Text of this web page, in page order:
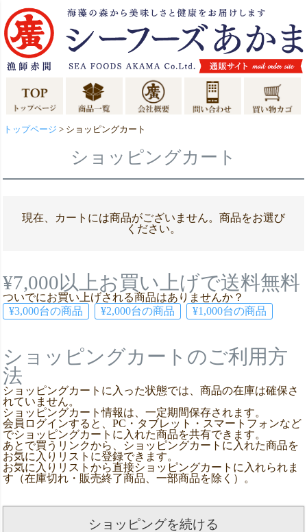
トップページ ショッピングカート
ショッピングカート
現在、カートには商品がございません。商品をお選び
ください。
¥7,000以上お買い上げで送料無料
ついでにお買い上げされる商品はありませんか？
¥3,000台の商品
¥2,000台の商品 ¥1,000台の商品
ショッピングカートのご利用方
法
ショッピングカートに入った状態では、商品の在庫は確保さ
れていません。
ショッピングカート情報は、一定期間保存されます。
会員ログインすると、PC・タブレット・スマートフォンなど
でショッピングカートに入れた商品を共有できます。
あとで買うリンクから、ショッピングカートに入れた商品を
お気に入りリストに登録できます。
お気に入りリストから直接ショッピングカートに入れられま
す（在庫切れ・販売終了商品、一部商品を除く）。
ショッピングを続ける